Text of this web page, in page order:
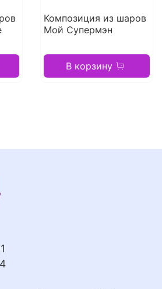
Композиция из шаров
Мой Супермэн
В корзину